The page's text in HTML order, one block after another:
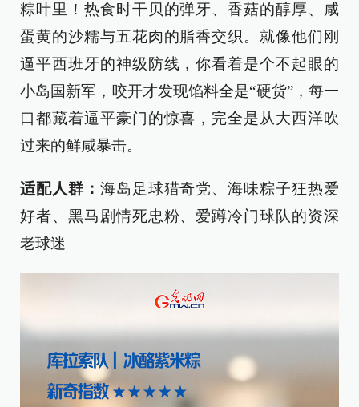
粽叶里！热食时干贝的弹牙、香菇的醇厚、咸
蛋黄的沙糯与五花肉的脂香交织。就像他们刚
逼平西班牙的神级防线，你看着是个不起眼的
小岛国新军，咬开才发现馅料全是“硬货”，每一
口都藏着逼平豪门的惊喜，完全是从大西洋吹
过来的鲜咸暴击。
适配人群： 海岛足球猎奇党、海味粽子狂热爱
好者、黑马剧情死忠粉、爱蹲冷门球队的资深
老球迷